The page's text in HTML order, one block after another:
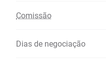
Comissão
Dias de negociação